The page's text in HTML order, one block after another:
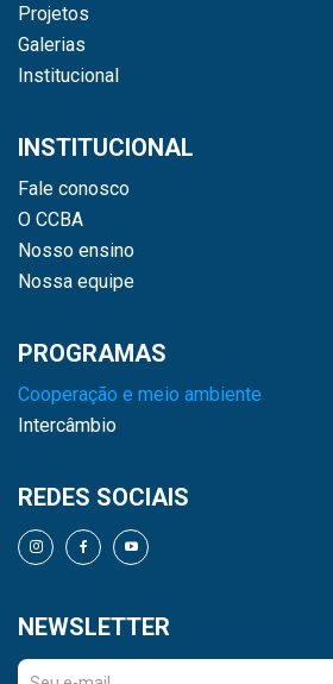
Projetos
Galerias
Institucional
INSTITUCIONAL
Fale conosco
O CCBA
Nosso ensino
Nossa equipe
PROGRAMAS
Cooperação e meio ambiente
Intercâmbio
REDES SOCIAIS
NEWSLETTER